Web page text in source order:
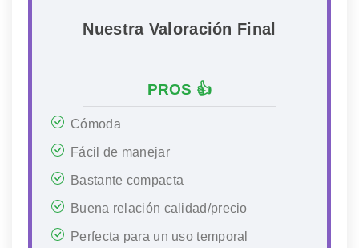
Nuestra Valoración Final
PROS 👍
Cómoda
Fácil de manejar
Bastante compacta
Buena relación calidad/precio
Perfecta para un uso temporal